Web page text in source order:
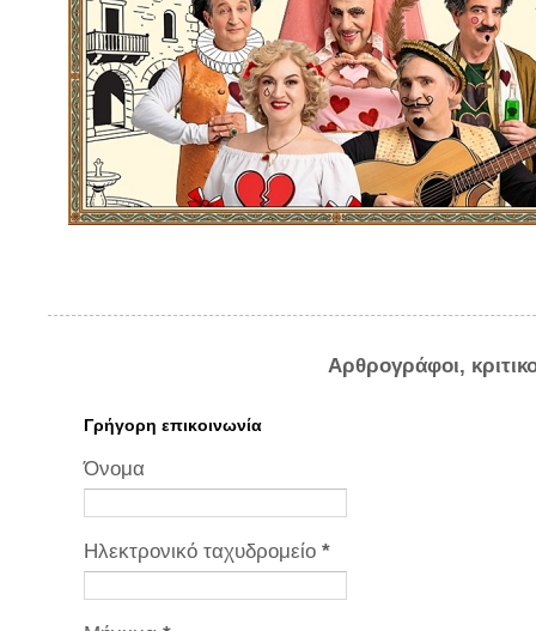
Αρθρογράφοι,
Γρήγορη επικοινωνία
Όνομα
Ηλεκτρονικό ταχυδρομείο *